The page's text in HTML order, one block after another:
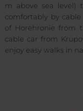
m above sea level)
comfortably by
of Horehronie from
cable car from
enjoy easy walks in